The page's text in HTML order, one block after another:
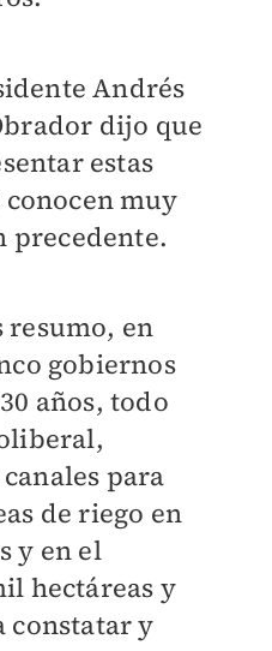
Andrés
dijo que
estas
muy
precedente.
resumo, en
gobiernos
años, todo
para
de riego en
y en el
hectáreas y
constatar y